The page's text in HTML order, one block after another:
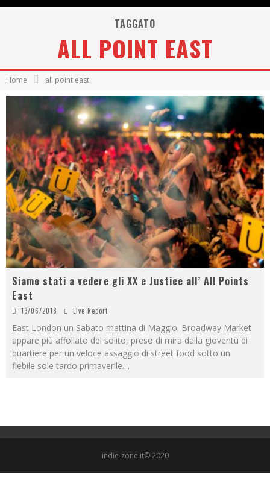
TAGGATO
ALL POINT EAST
Home all point east
Siamo stati a vedere gli XX e Justice all’ All Points
East
13/06/2018 Live Report
East London un Sabato mattina di Maggio. Broadway Market
appare più affollato del solito, preso di mira dalla gioventù di
quartiere per un veloce assaggio di street food sotto un
flebile sole tardo primaverile....
indie-zone.it© 2020